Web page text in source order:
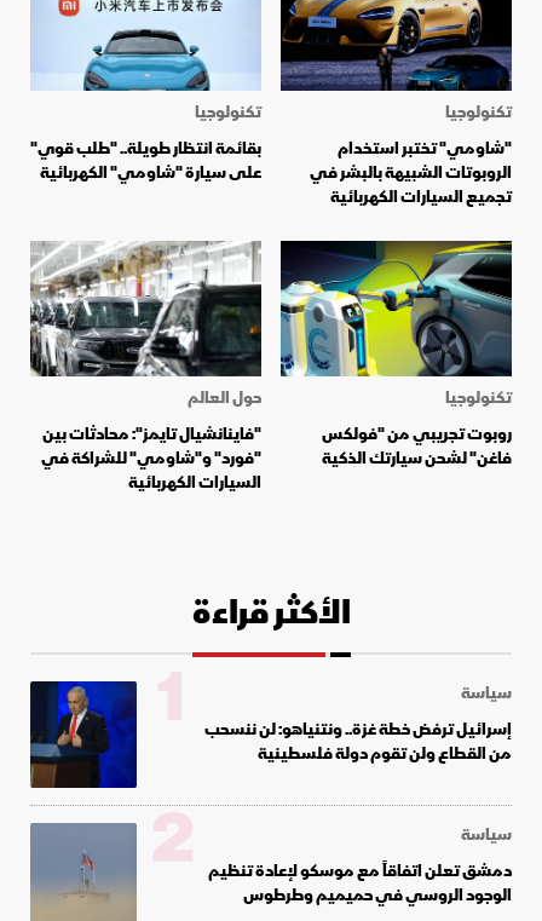
تكنولوجيا
"شاومي" تختبر استخدام
الروبوتات الشبيهة بالبشر في
تجميع السيارات الكهربائية
تكنولوجيا
بقائمة انتظار طويلة.. "طلب قوي"
على سيارة "شاومي" الكهربائية
تكنولوجيا
روبوت تجريبي من "فولكس
فاغن" لشحن سيارتك الذكية
حول العالم
"فاينانشيال تايمز": محادثات بين
"فورد" و"شاومي" للشراكة في
السيارات الكهربائية
الأكثر قراءة
سياسة
إسرائيل ترفض خطة غزة.. ونتنياهو: لن ننسحب
من القطاع ولن تقوم دولة فلسطينية
1
سياسة
دمشق تعلن اتفاقاً مع موسكو لإعادة تنظيم
الوجود الروسي في حميميم وطرطوس
2